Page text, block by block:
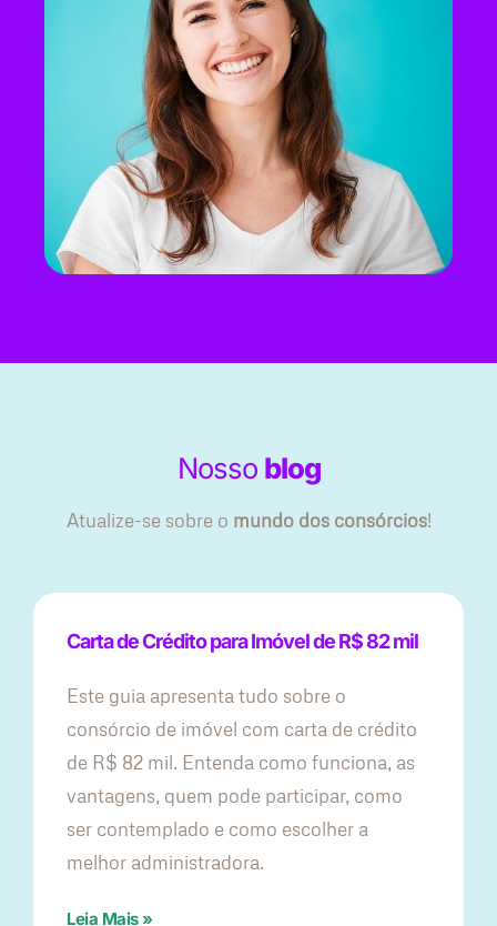
Nosso blog
Atualize-se sobre o mundo dos consórcios!
Carta de Crédito para Imóvel de R$ 82 mil
Este guia apresenta tudo sobre o
consórcio de imóvel com carta de crédito
de R$ 82 mil. Entenda como funciona, as
vantagens, quem pode participar, como
ser contemplado e como escolher a
melhor administradora.
Leia Mais »